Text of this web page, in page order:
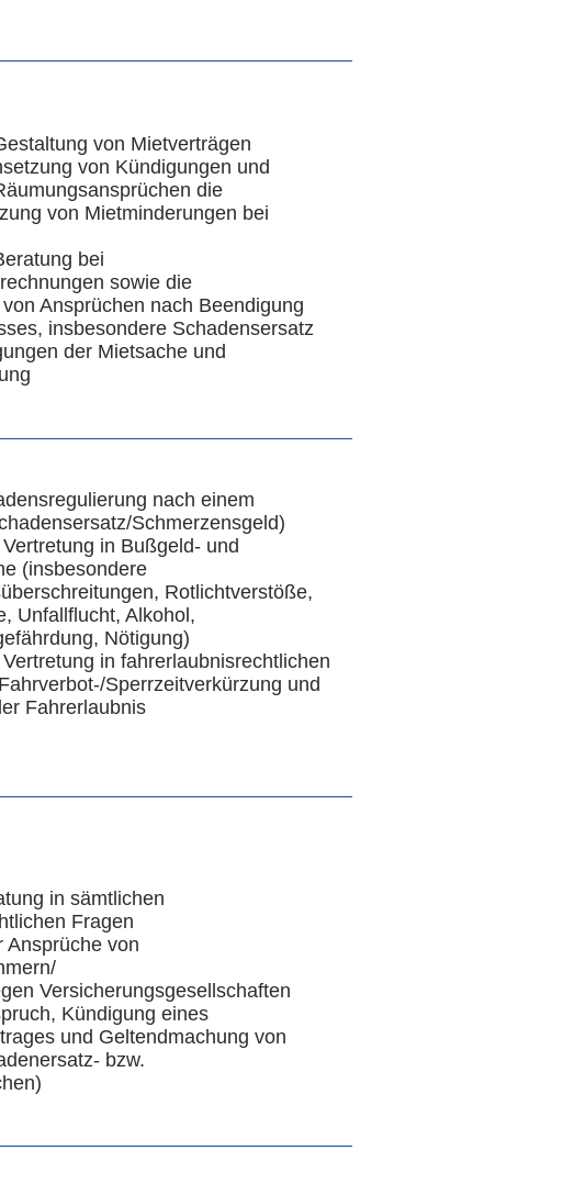
von Mietverträgen
von Kündigungen und
die
von Mietminderungen bei
bei
sowie die
Ansprüchen nach Beendigung
insbesondere Schadensersatz
der Mietsache und
nach einem
Schmerzensgeld)
in Bußgeld- und
(insbesondere
Rotlichtverstöße,
Unfallflucht, Alkohol,
Nötigung)
in fahrerlaubnisrechtlichen
Sperrzeitverkürzung und
Fahrerlaubnis
in sämtlichen
Fragen
Ansprüche von
Versicherungsgesellschaften
Kündigung eines
und Geltendmachung von
bzw.